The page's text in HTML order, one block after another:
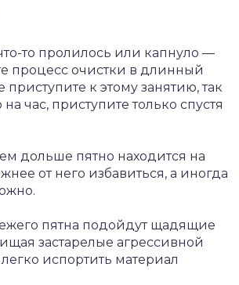
то пролилось или капнуло —
процесс очистки в длинный
приступите к этому занятию, так
час, приступите только спустя
дольше пятно находится на
от него избавиться, а иногда
пятна подойдут щадящие
застарелые агрессивной
испортить материал